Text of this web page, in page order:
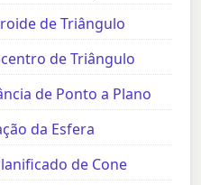
de Triângulo
de Triângulo
de Ponto a Plano
da Esfera
de Cone